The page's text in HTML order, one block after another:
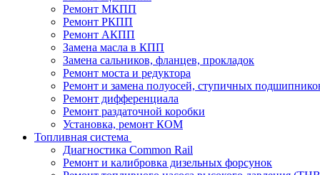
Ремонт МКПП
Ремонт РКПП
Ремонт АКПП
Замена масла в КПП
Замена сальников, фланцев, прокладок
Ремонт моста и редуктора
Ремонт и замена полуосей, ступичных
Ремонт дифференциала
Ремонт раздаточной коробки
Установка, ремонт КОМ
Топливная система
Диагностика Common Rail
Ремонт и калибровка дизельных форсунок